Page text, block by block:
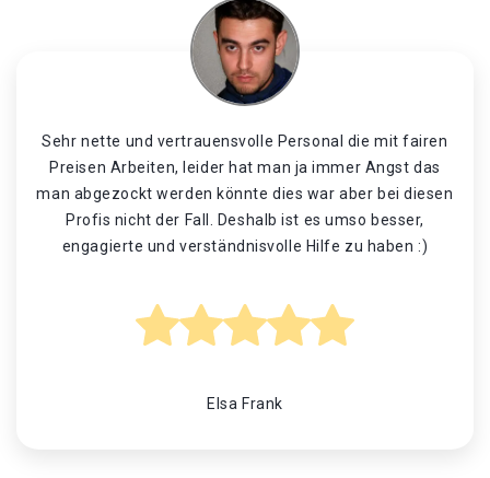
Sehr nette und vertrauensvolle Personal die mit fairen
Preisen Arbeiten, leider hat man ja immer Angst das
man abgezockt werden könnte dies war aber bei diesen
Profis nicht der Fall. Deshalb ist es umso besser,
engagierte und verständnisvolle Hilfe zu haben :)
Elsa Frank